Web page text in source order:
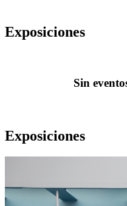
Exposiciones
Sin
Exposiciones